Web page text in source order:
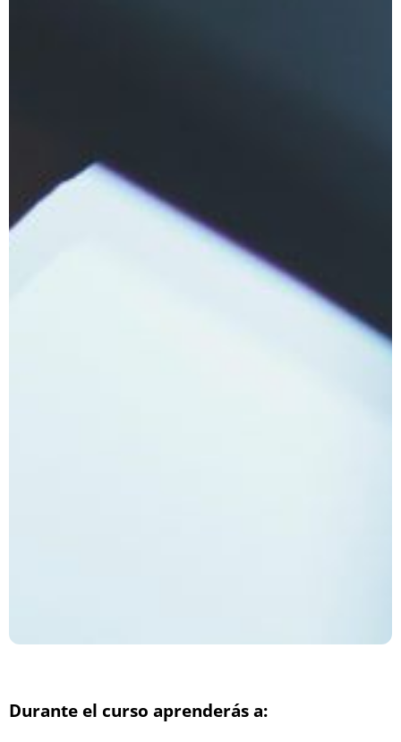
Durante el curso aprenderás a: